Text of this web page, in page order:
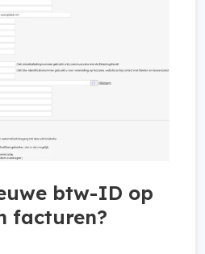
btw-ID op
facturen?